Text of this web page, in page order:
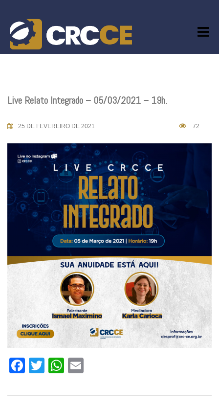
content
Live Relato Integrado – 05/03/2021 – 19h.
25 DE FEVEREIRO DE 2021 72
Facebook
TwitterWhatsApp